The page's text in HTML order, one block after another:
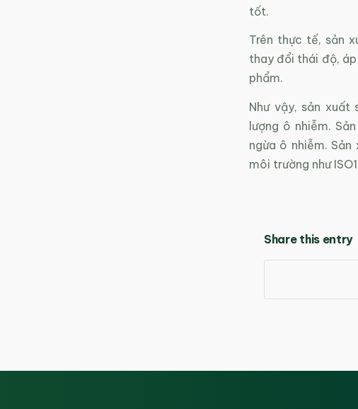
tốt.
Trên thực tế, sản
thay đổi thái độ,
phẩm.
Như vậy, sản
lượng ô nhiễm.
ngừa ô nhiễm.
môi trường như
Share this entry